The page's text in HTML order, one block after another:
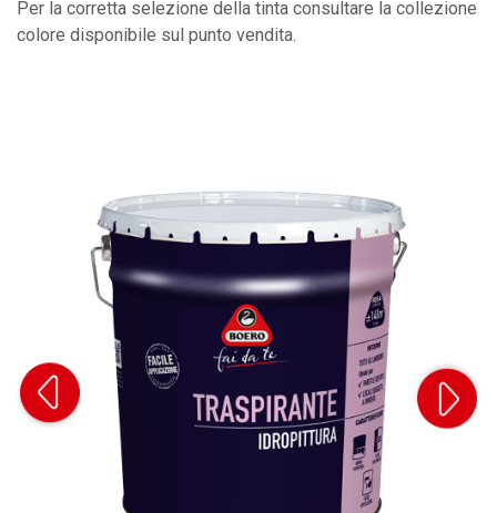
Per la corretta selezione della tinta consultare la collezione
colore disponibile sul punto vendita.